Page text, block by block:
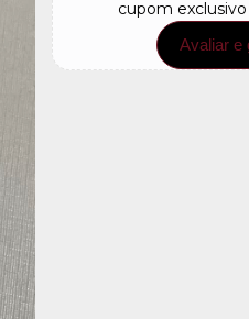
cupom
Avaliar e